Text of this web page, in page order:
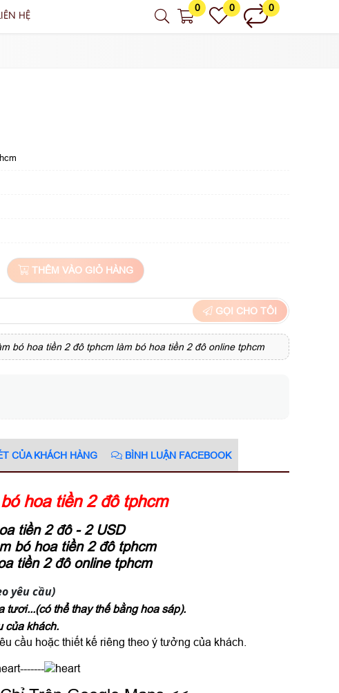
HỆ
0 0 0
THÊM VÀO GIỎ HÀNG
GỌI CHO TÔI
bó hoa tiền 2 đô tphcm làm bó hoa tiền 2 đô online tphcm
CỦA KHÁCH HÀNG BÌNH LUẬN FACEBOOK
hoa tiền 2 đô tphcm
tiền 2 đô - 2 USD
bó hoa tiền 2 đô tphcm
tiền 2 đô online tphcm
yêu cầu)
tươi...(có thể thay thế bằng hoa sáp).
của khách.
cầu hoặc thiết kế riêng theo ý tưởng của khách.
-------